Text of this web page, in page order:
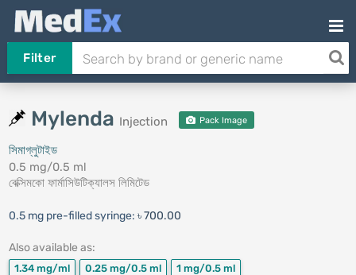
Filter
Mylenda Injection Pack Image
সিমাগ্লুটাইড
0.5 mg/0.5 ml
বেক্সিমকো ফার্মাসিউটিক্যালস লিমিটেড
0.5 mg pre-filled syringe: ৳ 700.00
Also available as:
1.34 mg/ml 0.25 mg/0.5 ml 1 mg/0.5 ml